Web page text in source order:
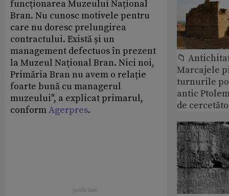
funcționarea Muzeului Național
Bran. Nu cunosc motivele pentru
care nu doresc prelungirea
contractului. Există și un
management defectuos în prezent
la Muzeul Național Bran. Nici noi,
Primăria Bran nu avem o relație
foarte bună cu managerul
muzeului", a explicat primarul,
conformAgerpres.
📁
Marcajele
turnurile
antic
de